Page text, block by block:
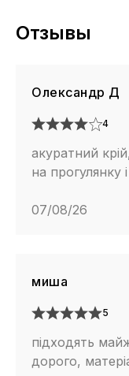
Отзывы
Олександр Д
4
акуратний
на прогулянку
07/08/26
миша
5
підходять
дорого,